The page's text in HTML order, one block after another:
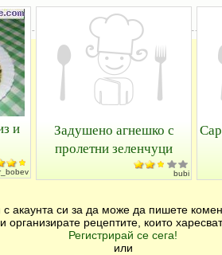
и
Задушено агнешко с
пролетни зеленчуци
bubi
с акаунта си за да може да пишете
организирате рецептите, които
Регистрирай се сега!
или